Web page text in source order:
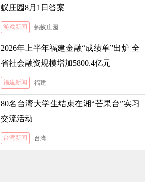
蚁庄园8月1日答案
游戏新闻 蚂蚁庄园
2026年上半年福建金融“成绩单”出炉 全
省社会融资规模增加5800.4亿元
福建新闻 福建
80名台湾大学生结束在湘“芒果台”实习
交流活动
台湾新闻 台湾